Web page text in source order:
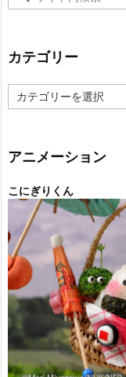
カテゴリー
テ
ー
アニメーション
こにぎりくん